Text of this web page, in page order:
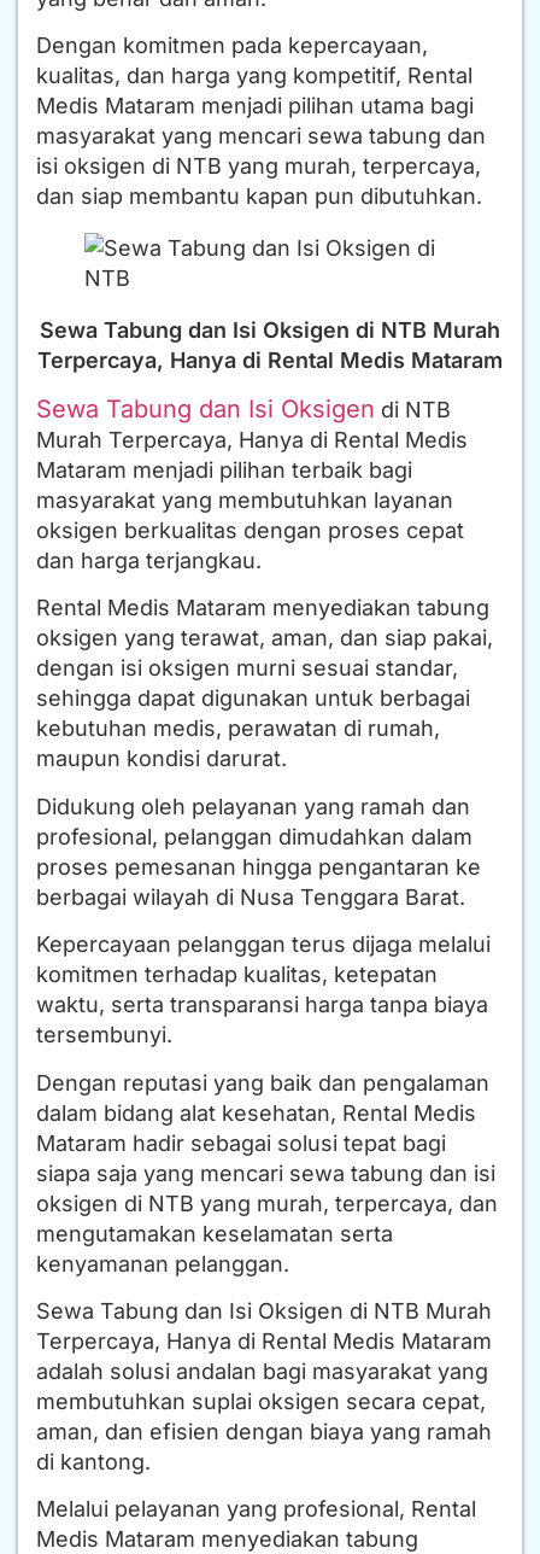
Dengan komitmen pada kepercayaan,
kualitas, dan harga yang kompetitif, Rental
Medis Mataram menjadi pilihan utama bagi
masyarakat yang mencari sewa tabung dan
isi oksigen di NTB yang murah, terpercaya,
dan siap membantu kapan pun dibutuhkan.
Sewa Tabung dan Isi Oksigen di NTB Murah
Terpercaya, Hanya di Rental Medis Mataram
Sewa Tabung dan Isi Oksigen di NTB
Murah Terpercaya, Hanya di Rental Medis
Mataram menjadi pilihan terbaik bagi
masyarakat yang membutuhkan layanan
oksigen berkualitas dengan proses cepat
dan harga terjangkau.
Rental Medis Mataram menyediakan tabung
oksigen yang terawat, aman, dan siap pakai,
dengan isi oksigen murni sesuai standar,
sehingga dapat digunakan untuk berbagai
kebutuhan medis, perawatan di rumah,
maupun kondisi darurat.
Didukung oleh pelayanan yang ramah dan
profesional, pelanggan dimudahkan dalam
proses pemesanan hingga pengantaran ke
berbagai wilayah di Nusa Tenggara Barat.
Kepercayaan pelanggan terus dijaga melalui
komitmen terhadap kualitas, ketepatan
waktu, serta transparansi harga tanpa biaya
tersembunyi.
Dengan reputasi yang baik dan pengalaman
dalam bidang alat kesehatan, Rental Medis
Mataram hadir sebagai solusi tepat bagi
siapa saja yang mencari sewa tabung dan isi
oksigen di NTB yang murah, terpercaya, dan
mengutamakan keselamatan serta
kenyamanan pelanggan.
Sewa Tabung dan Isi Oksigen di NTB Murah
Terpercaya, Hanya di Rental Medis Mataram
adalah solusi andalan bagi masyarakat yang
membutuhkan suplai oksigen secara cepat,
aman, dan efisien dengan biaya yang ramah
di kantong.
Melalui pelayanan yang profesional, Rental
Medis Mataram menyediakan tabung